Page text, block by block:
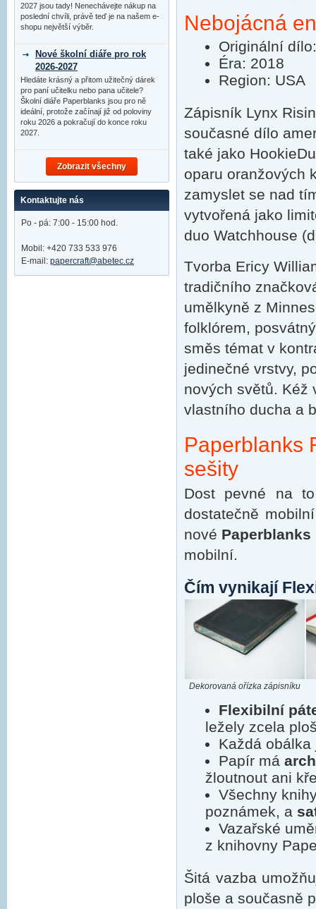
Nebojácná
Originální
Éra: 2018
Region: USA
Zápisník Lynx
současné dílo
také jako
oparu oranžových
zamyslet se nad
vytvořená jako
duo Watchhouse
Tvorba Ericy
tradičního
umělkyně z
folklórem,
směs témat v
jedinečné vrstvy,
nových světů. Kéž
vlastního ducha a
Paperblanks
sešity
Dost pevné na
dostatečně
nové
mobilní.
Čím vynikají
Dekorovaná ořízka zápisníku
Flexibilní
ležely zcela
Každá
Papír má
žloutnout ani
Všechny
poznámek, a
Vazařské
z knihovny
Šitá vazba
ploše a současně
2027 jsou tady! Nenechávejte nákup na
poslední chvíli, právě teď je na našem e-
shopu největší výběr.
Nové školní diáře pro rok
2026-2027
Hledáte krásný a přitom užitečný dárek
pro paní učitelku nebo pana učitele?
Školní diáře Paperblanks jsou pro ně
ideální, protože začínají již od poloviny
roku 2026 a pokračují do konce roku
2027.
Zobrazit všechny
Kontaktujte nás
Po - pá: 7:00 - 15:00 hod.
Mobil: +420 733 533 976
E-mail: papercraft@abetec.cz